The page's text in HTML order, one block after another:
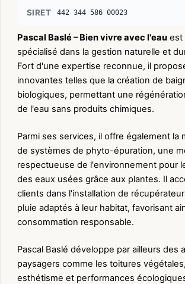
SIRET 442 344 586 00023
Pascal Baslé – Bien vivre avec l'eau est
spécialisé dans la gestion naturelle et
Fort d'une expertise reconnue, il
innovantes telles que la création de
biologiques, permettant une
de l'eau sans produits chimiques.
Parmi ses services, il offre également la
de systèmes de phyto-épuration, une
respectueuse de l'environnement pour
des eaux usées grâce aux plantes. Il
clients dans l'installation de
pluie adaptés à leur habitat, favorisant
consommation responsable.
Pascal Baslé développe par ailleurs des
paysagers comme les toitures
esthétisme et performances